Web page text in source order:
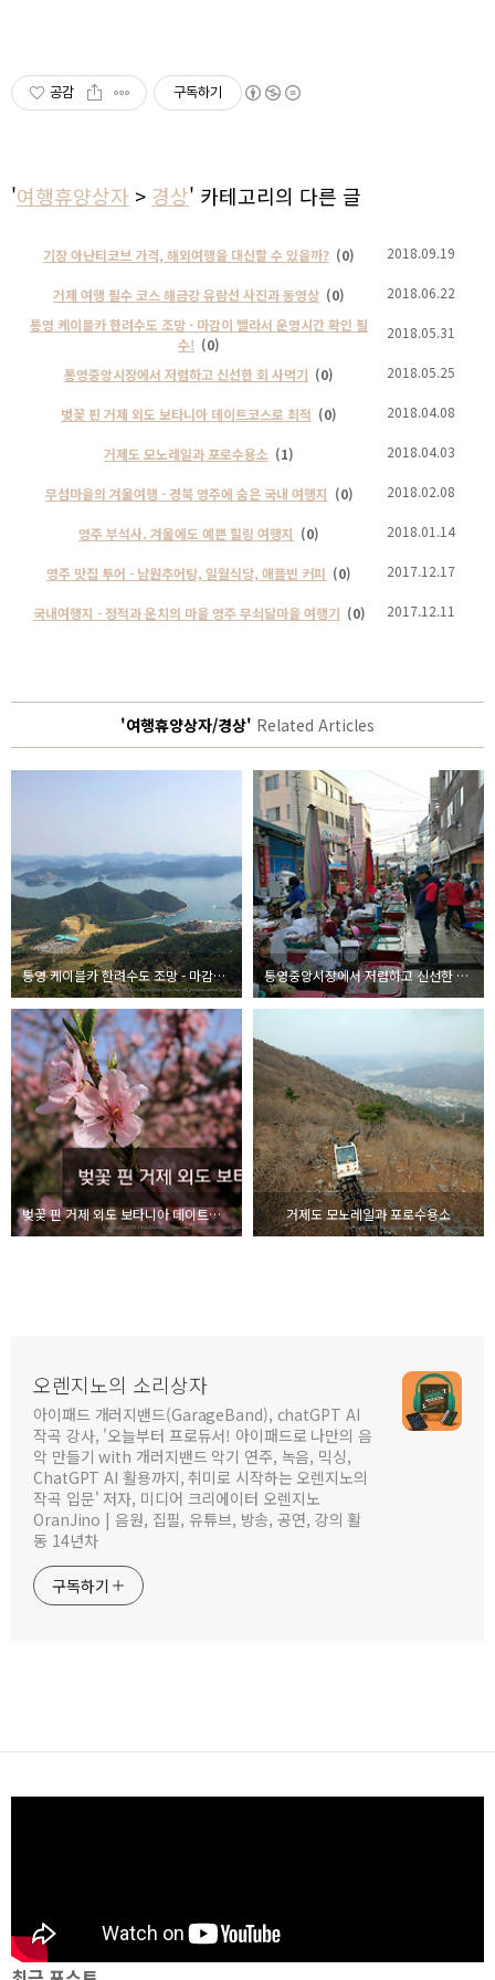
공감 구독하기
'여행휴양상자 > 경상' 카테고리의 다른 글
기장 아난티코브 가격, 해외여행을 대신할 수 있을까? (0) 2018.09.19
거제 여행 필수 코스 해금강 유람선 사진과 동영상 (0)
2018.06.22
통영 케이블카 한려수도 조망 - 마감이 빨라서 운영시간 확인 필
수! (0)
2018.05.31
통영중앙시장에서 저렴하고 신선한 회 사먹기 (0) 2018.05.25
벚꽃 핀 거제 외도 보타니아 데이트코스로 최적 (0) 2018.04.08
거제도 모노레일과 포로수용소 (1) 2018.04.03
무섬마을의 겨울여행 - 경북 영주에 숨은 국내 여행지 (0) 2018.02.08
영주 부석사. 겨울에도 예쁜 힐링 여행지 (0) 2018.01.14
영주 맛집 투어 - 남원추어탕, 일월식당, 애플빈 커피 (0) 2017.12.17
국내여행지 - 정적과 운치의 마을 영주 무쇠달마을 여행기 (0) 2017.12.11
'여행휴양상자/경상' Related Articles
통영 케이블카 한려수도 조망 - 마감이 빨라서 운영시간 확인 필수! 통영중앙시장에서 저렴하고 신선한 회 사먹기
벚꽃 핀 거제 외도 보타니아 데이트코스로 최적 거제도 모노레일과 포로수용소
오렌지노의 소리상자
아이패드 개러지밴드(GarageBand), chatGPT AI
작곡 강사, '오늘부터 프로듀서! 아이패드로 나만의 음
악 만들기 with 개러지밴드 악기 연주, 녹음, 믹싱,
ChatGPT AI 활용까지, 취미로 시작하는 오렌지노의
작곡 입문' 저자, 미디어 크리에이터 오렌지노
OranJino | 음원, 집필, 유튜브, 방송, 공연, 강의 활
동 14년차
구독하기